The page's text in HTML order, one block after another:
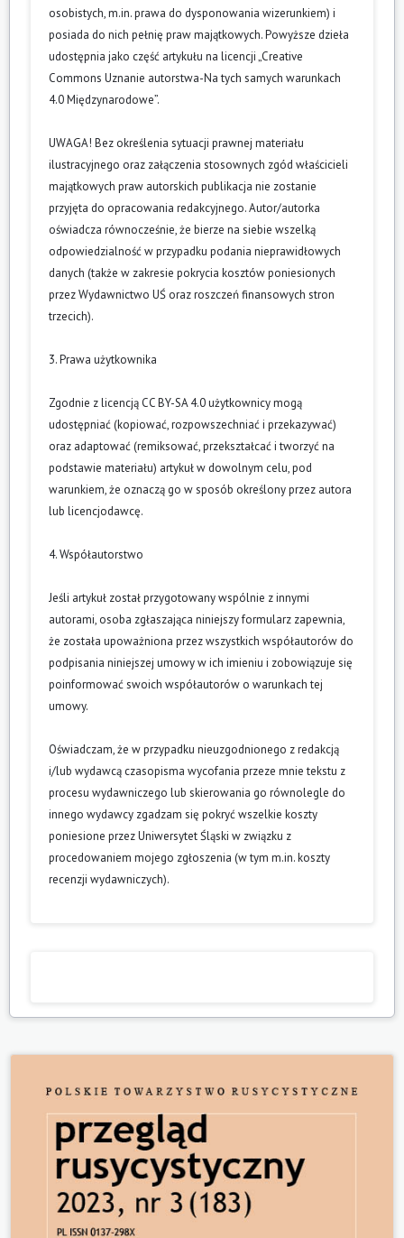
osobistych, m.in. prawa do dysponowania wizerunkiem) i
posiada do nich pełnię praw majątkowych. Powyższe dzieła
udostępnia jako część artykułu na licencji „Creative
Commons Uznanie autorstwa-Na tych samych warunkach
4.0 Międzynarodowe”.
UWAGA! Bez określenia sytuacji prawnej materiału
ilustracyjnego oraz załączenia stosownych zgód właścicieli
majątkowych praw autorskich publikacja nie zostanie
przyjęta do opracowania redakcyjnego. Autor/autorka
oświadcza równocześnie, że bierze na siebie wszelką
odpowiedzialność w przypadku podania nieprawidłowych
danych (także w zakresie pokrycia kosztów poniesionych
przez Wydawnictwo UŚ oraz roszczeń finansowych stron
trzecich).
3. Prawa użytkownika
Zgodnie z licencją CC BY-SA 4.0 użytkownicy mogą
udostępniać (kopiować, rozpowszechniać i przekazywać)
oraz adaptować (remiksować, przekształcać i tworzyć na
podstawie materiału) artykuł w dowolnym celu, pod
warunkiem, że oznaczą go w sposób określony przez autora
lub licencjodawcę.
4. Współautorstwo
Jeśli artykuł został przygotowany wspólnie z innymi
autorami, osoba zgłaszająca niniejszy formularz zapewnia,
że została upoważniona przez wszystkich współautorów do
podpisania niniejszej umowy w ich imieniu i zobowiązuje się
poinformować swoich współautorów o warunkach tej
umowy.
Oświadczam, że w przypadku nieuzgodnionego z redakcją
i/lub wydawcą czasopisma wycofania przeze mnie tekstu z
procesu wydawniczego lub skierowania go równolegle do
innego wydawcy zgadzam się pokryć wszelkie koszty
poniesione przez Uniwersytet Śląski w związku z
procedowaniem mojego zgłoszenia (w tym m.in. koszty
recenzji wydawniczych).